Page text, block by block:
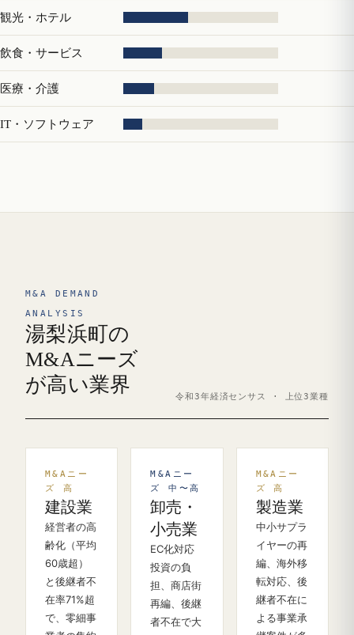
観光・ホテル
飲食・サービス
医療・介護
IT・ソフトウェア
M&A DEMAND
ANALYSIS
湯梨浜町の
M&Aニーズ
が高い業界
令和3年経済センサス · 上位3業種
M&Aニー
ズ 高
建設業
経営者の高
齢化（平均
60歳超）
と後継者不
在率71%超
で、零細事
M&Aニー
ズ 中〜高
卸売・
小売業
EC化対応
投資の負
担、商店街
再編、後継
者不在で大
M&Aニー
ズ 高
製造業
中小サプラ
イヤーの再
編、海外移
転対応、後
継者不在に
よる事業承